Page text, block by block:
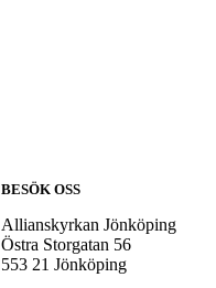
BESÖK OSS
Allianskyrkan Jönköping
Östra Storgatan 56
553 21 Jönköping